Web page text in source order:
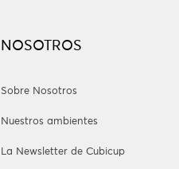
NOSOTROS
Sobre Nosotros
Nuestros ambientes
La Newsletter de Cubicup